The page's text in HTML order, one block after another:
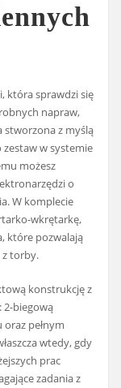
która sprawdzi się
napraw,
stworzona z myślą
w systemie
możesz
o
W komplecie
wkrętarkę,
które pozwalają
z torby.
konstrukcję z
2-biegową
pełnym
wtedy, gdy
prac
zadania z